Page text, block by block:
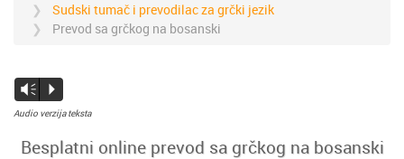
Sudski tumač i prevodilac za grčki jezik
Prevod sa grčkog na bosanski
Vm
P
Audio verzija teksta
Besplatni online prevod sa grčkog na bosanski